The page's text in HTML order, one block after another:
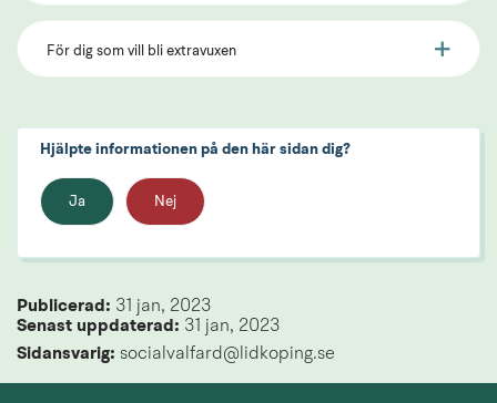
För dig som vill bli extravuxen
Hjälpte informationen på den här sidan dig?
Ja Nej
Publicerad: 31 jan, 2023
Senast uppdaterad: 31 jan, 2023
Sidansvarig: socialvalfard@lidkoping.se